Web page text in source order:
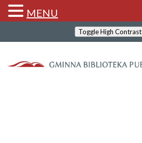
Toggle High Contrast
MENU